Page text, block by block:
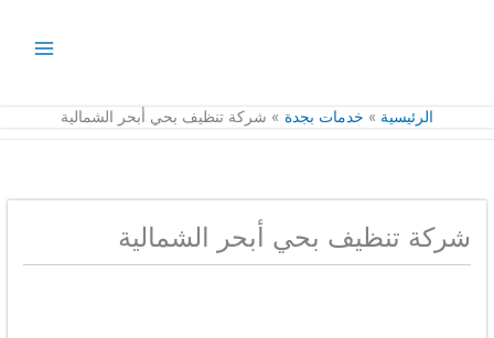
الرئيسية خدمات بجدة شركة تنظيف بحي أبحر الشمالية
شركة تنظيف بحي أبحر الشمالية